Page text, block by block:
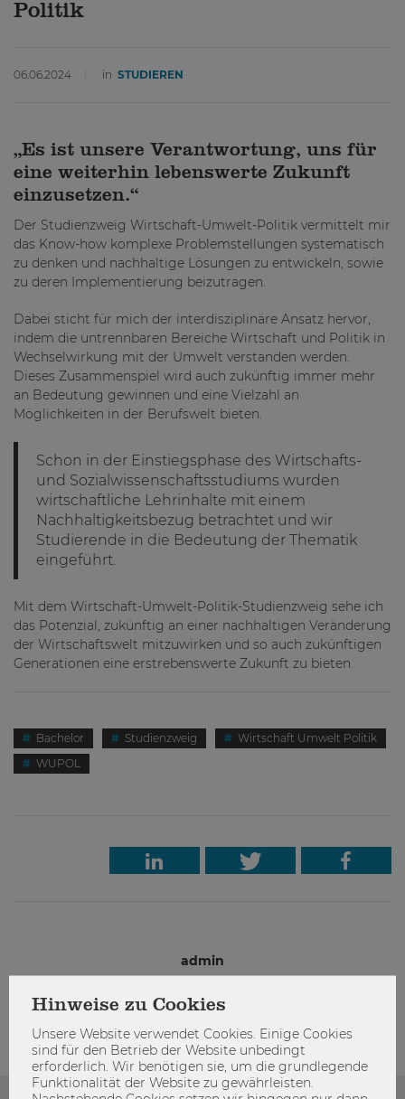
Politik
06.06.2024 in STUDIEREN
„Es ist unsere Verantwortung, uns für
eine weiterhin lebenswerte Zukunft
einzusetzen.“
Der Studienzweig Wirtschaft-Umwelt-Politik vermittelt mir
das Know-how komplexe Problemstellungen systematisch
zu denken und nachhaltige Lösungen zu entwickeln, sowie
zu deren Implementierung beizutragen.
Dabei sticht für mich der interdisziplinäre Ansatz hervor,
indem die untrennbaren Bereiche Wirtschaft und Politik in
Wechselwirkung mit der Umwelt verstanden werden.
Dieses Zusammenspiel wird auch zukünftig immer mehr
an Bedeutung gewinnen und eine Vielzahl an
Möglichkeiten in der Berufswelt bieten.
Schon in der Einstiegsphase des Wirtschafts-
und Sozialwissenschaftsstudiums wurden
wirtschaftliche Lehrinhalte mit einem
Nachhaltigkeitsbezug betrachtet und wir
Studierende in die Bedeutung der Thematik
eingeführt.
Mit dem Wirtschaft-Umwelt-Politik-Studienzweig sehe ich
das Potenzial, zukünftig an einer nachhaltigen Veränderung
der Wirtschaftswelt mitzuwirken und so auch zukünftigen
Generationen eine erstrebenswerte Zukunft zu bieten.
Bachelor Studienzweig
Wirtschaft Umwelt Politik
WUPOL
admin
Hinweise zu Cookies
Unsere Website verwendet Cookies. Einige Cookies
sind für den Betrieb der Website unbedingt
erforderlich. Wir benötigen sie, um die grundlegende
Funktionalität der Website zu gewährleisten.